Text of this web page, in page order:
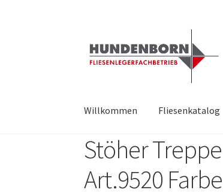
Willkommen Fliesenkatalog
StartAlte Fliesen, Vintage
fundatek – Datenschutzhinweise
Stöher
Art.9520